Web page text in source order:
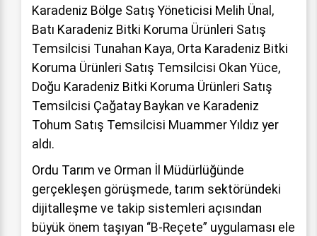
Karadeniz Bölge Satış Yöneticisi Melih Ünal,
Batı Karadeniz Bitki Koruma Ürünleri Satış
Temsilcisi Tunahan Kaya, Orta Karadeniz Bitki
Koruma Ürünleri Satış Temsilcisi Okan Yüce,
Doğu Karadeniz Bitki Koruma Ürünleri Satış
Temsilcisi Çağatay Baykan ve Karadeniz
Tohum Satış Temsilcisi Muammer Yıldız yer
aldı.
Ordu Tarım ve Orman İl Müdürlüğünde
gerçekleşen görüşmede, tarım sektöründeki
dijitalleşme ve takip sistemleri açısından
büyük önem taşıyan “B-Reçete” uygulaması ele